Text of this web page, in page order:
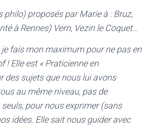
proposés par Marie à : Bruz,
à Rennes) Vern, Vezin le Coquet…
fais mon maximum pour ne pas en
! Elle est « Praticienne en
des sujets que nous lui avons
au même niveau, pas de
pour nous exprimer (sans
idées. Elle sait nous guider avec